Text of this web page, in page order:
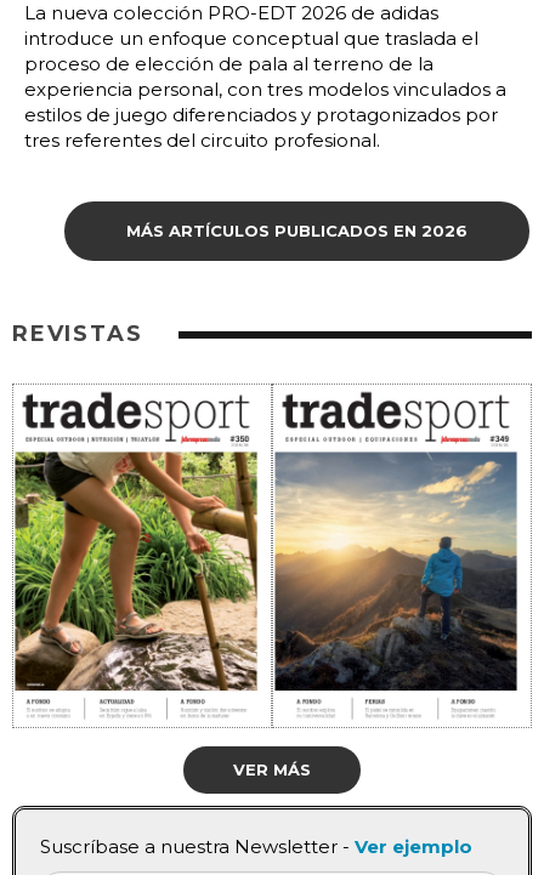
La nueva colección PRO-EDT 2026 de adidas
introduce un enfoque conceptual que traslada el
proceso de elección de pala al terreno de la
experiencia personal, con tres modelos vinculados a
estilos de juego diferenciados y protagonizados por
tres referentes del circuito profesional.
MÁS ARTÍCULOS PUBLICADOS EN 2026
REVISTAS
VER MÁS
Suscríbase a nuestra Newsletter - Ver ejemplo